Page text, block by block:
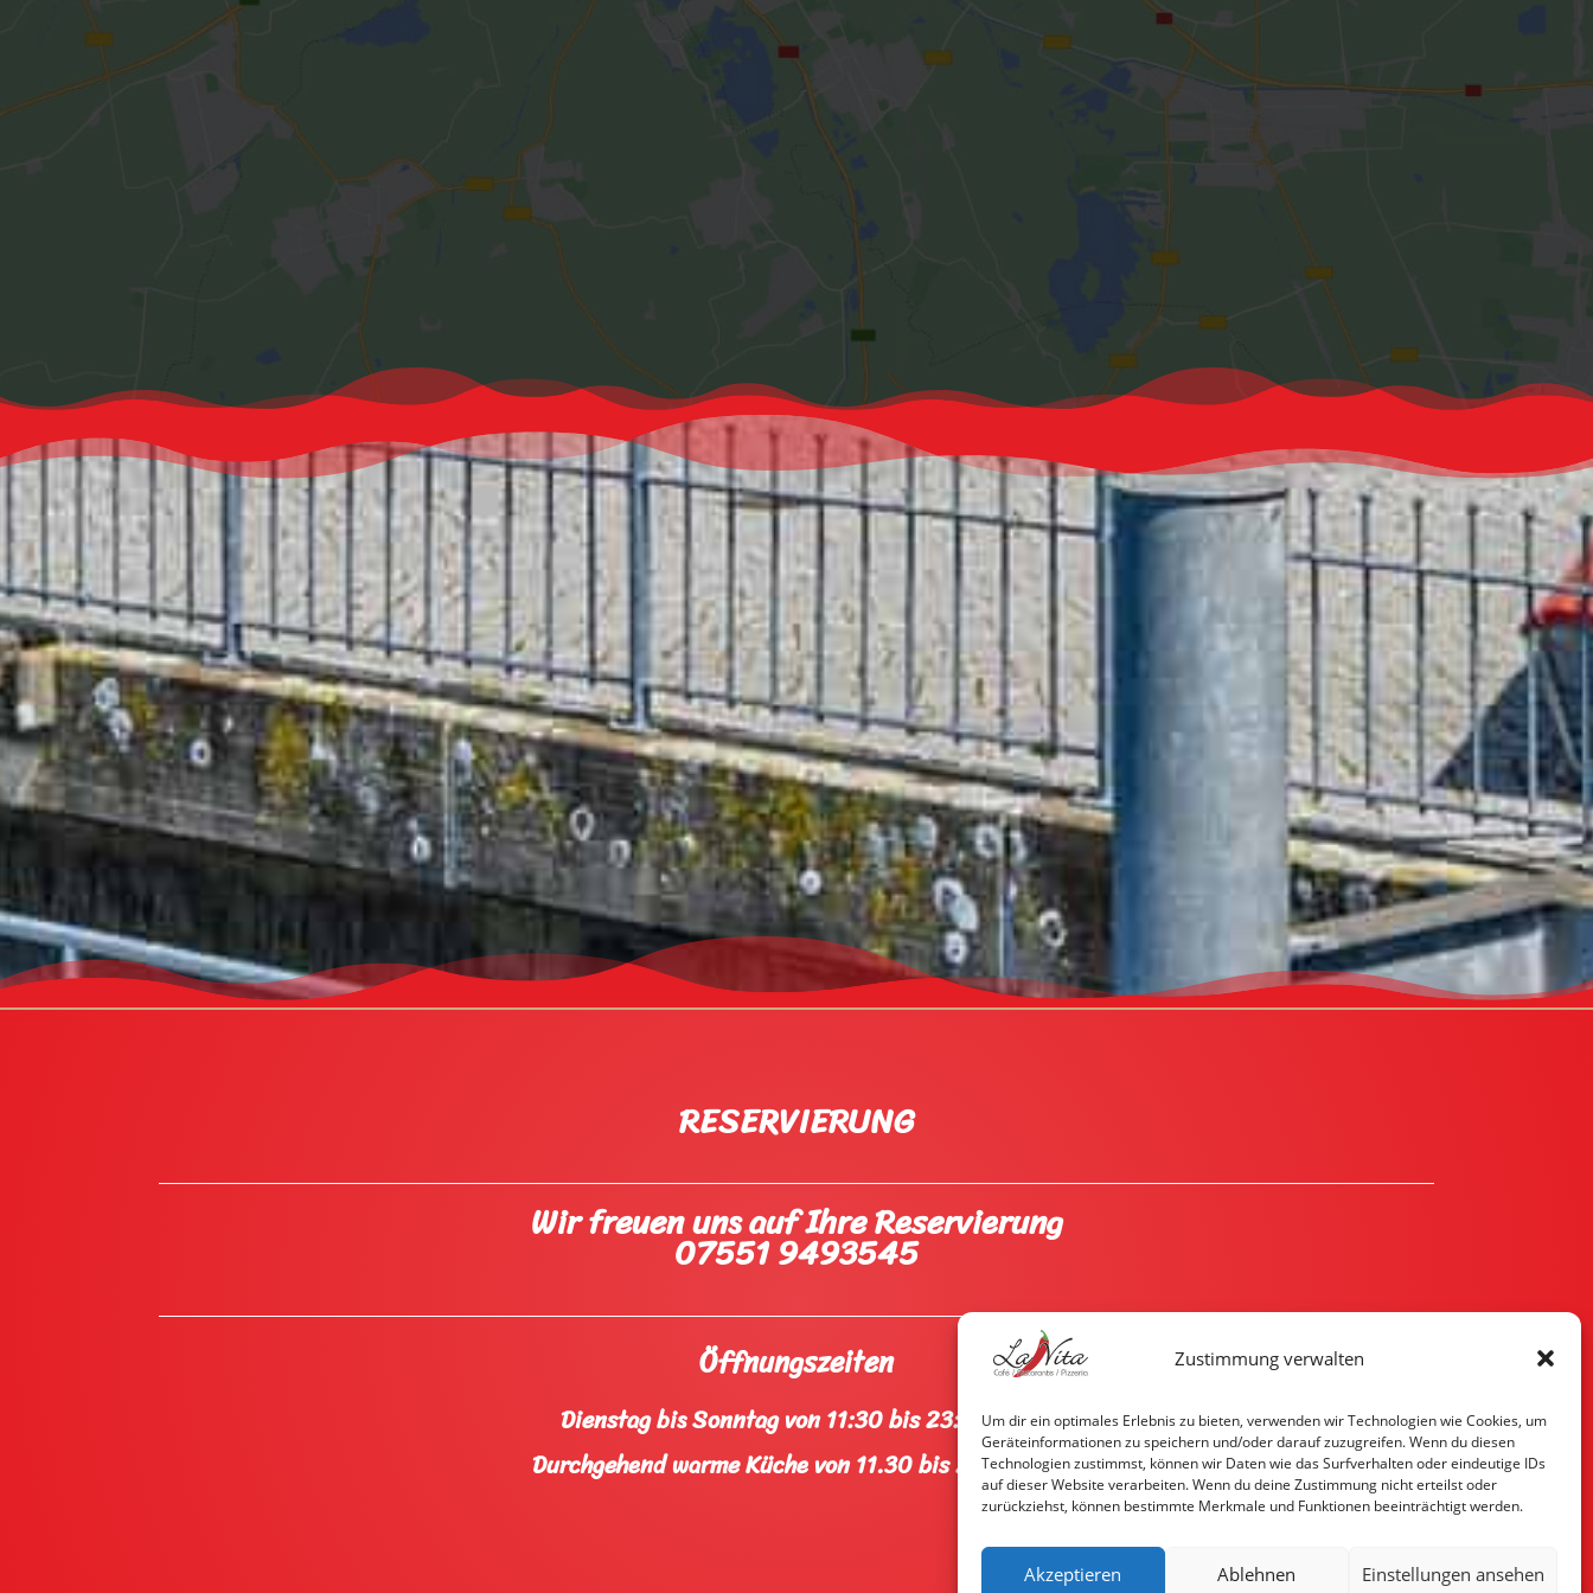
Zustimmung verwalten
Um dir ein optimales Erlebnis zu bieten, verwenden wir Technologien wie Cookies, um
Geräteinformationen zu speichern und/oder darauf zuzugreifen. Wenn du diesen
Technologien zustimmst, können wir Daten wie das Surfverhalten oder eindeutige IDs
auf dieser Website verarbeiten. Wenn du deine Zustimmung nicht erteilst oder
zurückziehst, können bestimmte Merkmale und Funktionen beeinträchtigt werden.
Akzeptieren Ablehnen Einstellungen ansehen
RESERVIERUNG
Wir freuen uns auf Ihre Reservierung
07551 9493545
Öffnungszeiten
Dienstag bis Sonntag von 11:30 bis 23:00 Uhr
Durchgehend warme Küche von 11.30 bis 22.30 Uhr